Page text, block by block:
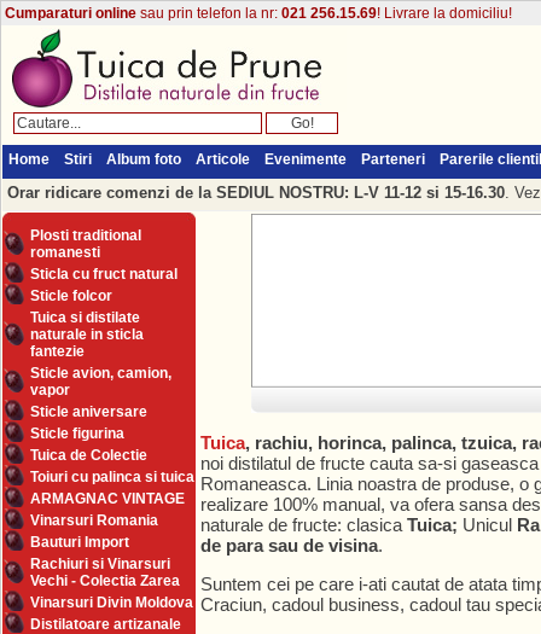
Cumparaturi online sau prin telefon la nr: 021 256.15.69! Livrare la domiciliu!
Home Stiri Album foto Articole Evenimente Parteneri Parerile
Orar ridicare comenzi de la SEDIUL NOSTRU: L-V 11-12 si 15-16.30.
Plosti traditional
romanesti
Sticla cu fruct natural
Sticle folcor
Tuica si distilate
naturale in sticla
fantezie
Sticle avion, camion,
vapor
Sticle aniversare
Sticle figurina
Tuica de Colectie
Toiuri cu palinca si tuica
ARMAGNAC VINTAGE
Vinarsuri Romania
Bauturi Import
Rachiuri si Vinarsuri
Vechi - Colectia Zarea
Vinarsuri Divin Moldova
Distilatoare artizanale
Tuica, rachiu, horinca, palinca, tzuica,
noi distilatul de fructe cauta sa-si
Romaneasca. Linia noastra de produse, o
realizare 100% manual, va ofera sansa
naturale de fructe: clasica Tuica; Unicul
de para sau de visina.
Suntem cei pe care i-ati cautat de atata
Craciun, cadoul business, cadoul tau